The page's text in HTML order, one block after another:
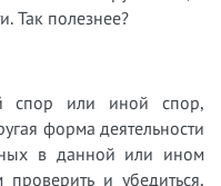
Так полезнее?
спор или иной спор,
форма деятельности
в данной или ином
и убедиться,